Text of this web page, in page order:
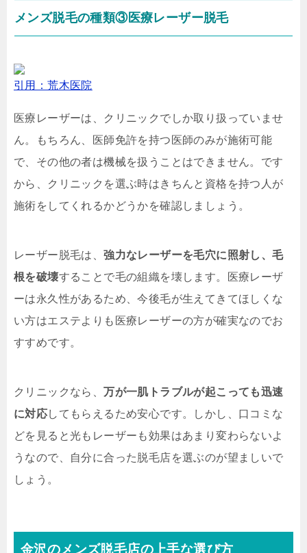
メンズ脱毛の種類③医療レーザー脱毛
引用：荒木医院
医療レーザーは、クリニックでしか取り扱っていませ
ん。もちろん、医師免許を持つ医師のみが施術可能
で、その他の者は機械を扱うことはできません。です
から、クリニックを選ぶ時はきちんと資格を持つ人が
施術をしてくれるかどうかを確認しましょう。
レーザー脱毛は、強力なレーザーを毛穴に照射し、毛
根を破壊することで毛の組織を壊します。医療レーザ
ーは永久性があるため、今後毛が生えてきてほしくな
い方はエステよりも医療レーザーの方が確実なのでお
すすめです。
クリニックなら、万が一肌トラブルが起こっても迅速
に対応してもらえるため安心です。しかし、口コミな
どを見ると光もレーザーも効果はあまり変わらないよ
うなので、自分に合った脱毛店を選ぶのが望ましいで
しょう。
金沢のメンズ脱毛店の上手な選び方